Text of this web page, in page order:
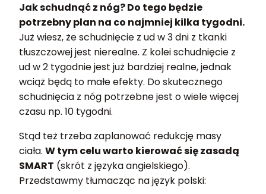
Jak schudnąć z nóg? Do tego będzie
potrzebny plan na co najmniej kilka tygodni.
Już wiesz, że schudnięcie z ud w 3 dni z tkanki
tłuszczowej jest nierealne. Z kolei schudnięcie z
ud w 2 tygodnie jest już bardziej realne, jednak
wciąż będą to małe efekty. Do skutecznego
schudnięcia z nóg potrzebne jest o wiele więcej
czasu np. 10 tygodni.
Stąd też trzeba zaplanować redukcję masy
ciała. W tym celu warto kierować się zasadą
SMART (skrót z języka angielskiego).
Przedstawmy tłumacząc na język polski: